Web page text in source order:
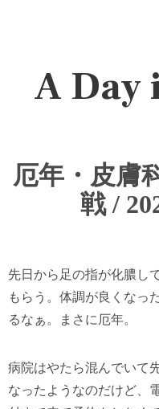
A Day
厄年・皮膚
戦 /
先日から足の指が化膿し
もらう。体調が良くなっ
るなぁ。まさに厄年。
病院はやたら混んでいて
なったようなのだけど、